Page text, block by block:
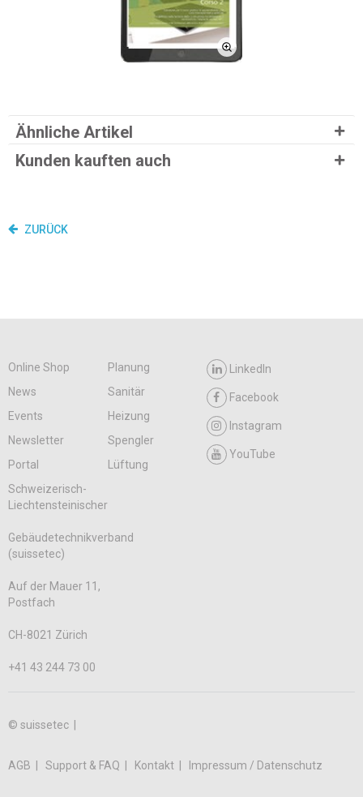
Ähnliche Artikel
Kunden kauften auch
ZURÜCK
Online Shop
Planung
News
Sanitär
Events
Heizung
Newsletter
Spengler
Portal
Lüftung
LinkedIn
Facebook
Instagram
YouTube
Schweizerisch-
Liechtensteinischer
Gebäudetechnikverband
(suissetec)
Auf der Mauer 11,
Postfach
CH-8021 Zürich
+41 43 244 73 00
© suissetec |
AGB Support & FAQ Kontakt Impressum / Datenschutz